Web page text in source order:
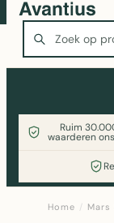
Ruim
waarderen
Home / Mars